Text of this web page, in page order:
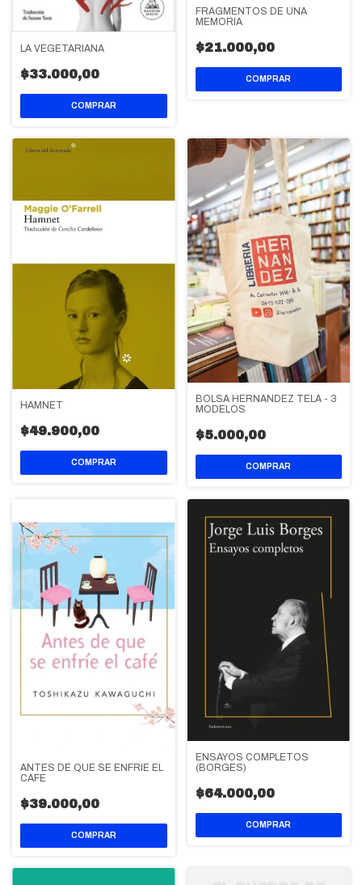
LA VEGETARIANA
$33.000,00
FRAGMENTOS DE UNA
MEMORIA
$21.000,00
HAMNET
$49.900,00
BOLSA HERNANDEZ TELA - 3
MODELOS
$5.000,00
ANTES DE QUE SE ENFRIE EL
CAFE
$39.000,00
ENSAYOS COMPLETOS
(BORGES)
$64.000,00